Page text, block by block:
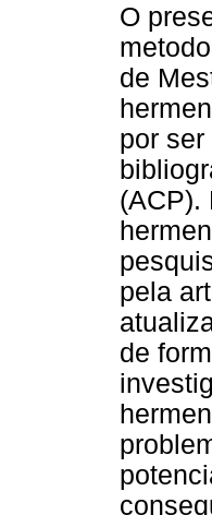
O
de
por
(ACP).
pela
de